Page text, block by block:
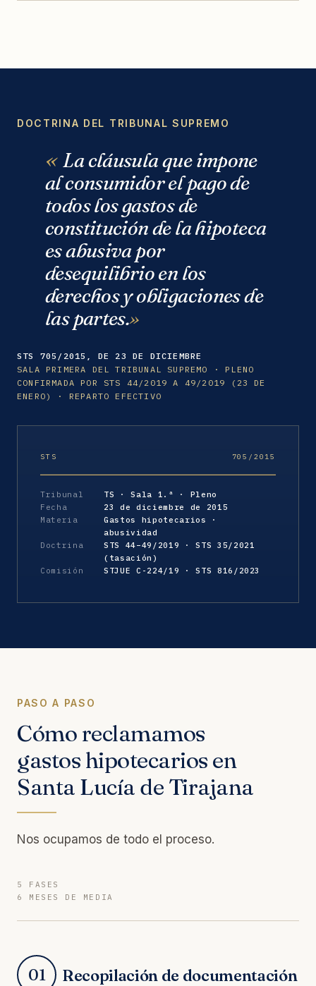
DOCTRINA DEL TRIBUNAL SUPREMO
La cláusula que impone
al consumidor el pago de
todos los gastos de
constitución de la hipoteca
es abusiva por
desequilibrio en los
derechos y obligaciones de
las partes.
STS 705/2015, DE 23 DE DICIEMBRE
SALA PRIMERA DEL TRIBUNAL SUPREMO · PLENO
CONFIRMADA POR STS 44/2019 A 49/2019 (23 DE
ENERO) · REPARTO EFECTIVO
STS 705/2015
Tribunal
TS · Sala 1.ª · Pleno
Fecha
23 de diciembre de 2015
Materia
Gastos hipotecarios ·
abusividad
Doctrina
STS 44–49/2019 · STS 35/2021
(tasación)
Comisión
STJUE C-224/19 · STS 816/2023
PASO A PASO
Cómo reclamamos
gastos hipotecarios en
Santa Lucía de Tirajana
Nos ocupamos de todo el proceso.
5 FASES
6 MESES DE MEDIA
01 Recopilación de documentación